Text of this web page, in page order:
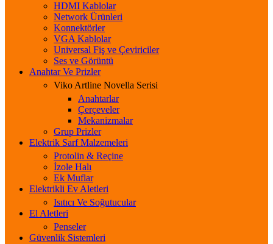
HDMI Kablolar
Network Ürünleri
Konnektörler
VGA Kablolar
Universal Fiş ve Çeviriciler
Ses ve Görüntü
Anahtar Ve Prizler
Viko Artline Novella Serisi
Anahtarlar
Çerçeveler
Mekanizmalar
Grup Prizler
Elektrik Sarf Malzemeleri
Protolin & Reçine
İzole Halı
Ek Muflar
Elektrikli Ev Aletleri
Isıtıcı Ve Soğutucular
El Aletleri
Penseler
Güvenlik Sistemleri